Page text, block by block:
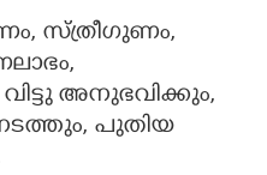
സ്ത്രീഗുണം,
അനുഭവിക്കും,
പുതിയ